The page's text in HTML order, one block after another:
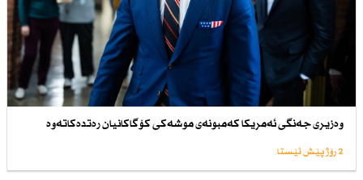
وەزیری جەنگی ئەمریكا كەمبونەی موشەكی كۆگاكانیان رەتدەكاتەوە
2 رۆژ پێش ئێستا